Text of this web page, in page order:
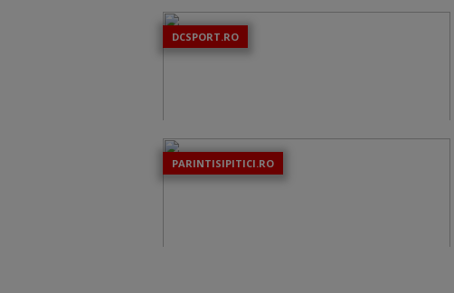
DCSPORT.RO
PARINTISIPITICI.RO